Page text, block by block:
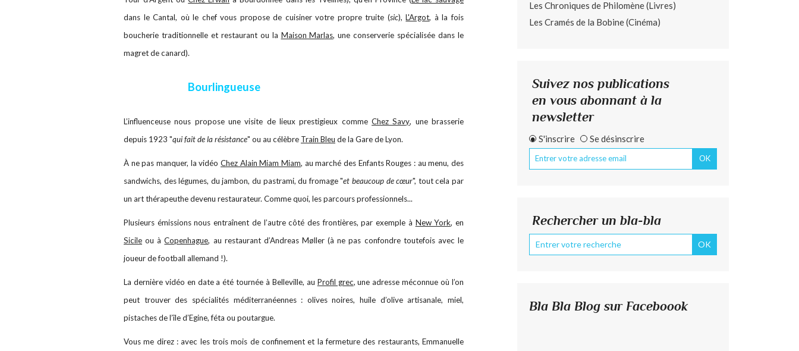
dans le Cantal, où le chef vous propose de cuisiner votre propre truite (sic),L'Argot, à la fois
boucherie traditionnelle et restaurant ou la Maison Marlas, une conserverie spécialisée dans le
magret de canard).
Bourlingueuse
L’influenceuse nous propose une visite de lieux prestigieux comme Chez Savy, une brasserie
depuis 1923 "qui fait de la résistance" ou au célèbre Train Bleu de la Gare de Lyon.
À ne pas manquer, la vidéo Chez Alain Miam Miam, au marché des Enfants Rouges : au menu, des
sandwichs, des légumes, du jambon, du pastrami, du fromage "et beaucoup de cœur", tout cela par
un art thérapeuthe devenu restaurateur. Comme quoi, les parcours professionnels...
Plusieurs émissions nous entraînent de l’autre côté des frontières, par exemple à New York, en
Sicile ou àCopenhague, au restaurant d’Andreas Møller (à ne pas confondre toutefois avec le
joueur de football allemand !).
La dernière vidéo en date a été tournée à Belleville, au Profil grec, une adresse méconnue où l’on
peut trouver des spécialités méditerranéennes : olives noires, huile d’olive artisanale, miel,
pistaches de l’île d’Egine, féta ou poutargue.
Vous me direz : avec les trois mois de confinement et la fermeture des restaurants, Emmanuelle
Les Chroniques de Philomène (Livres)
Les Cramés de la Bobine (Cinéma)
Suivez nos publications
en vous abonnant à la
newsletter
S'inscrire Se désinscrire
Rechercher un bla-bla
Bla Bla Blog sur Faceboook